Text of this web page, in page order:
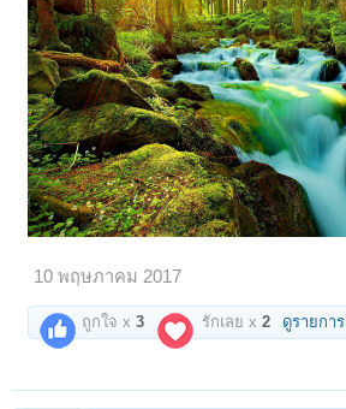
10 พฤษภาคม 2017
ถูกใจ x3 รักเลย x2 ดูรายการ